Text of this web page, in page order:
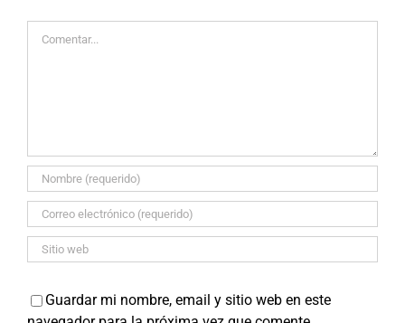
Guardar mi nombre, email y sitio web en este